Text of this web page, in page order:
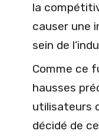
la
causer une
sein de
Comme ce
hausses
utilisateurs
décidé de